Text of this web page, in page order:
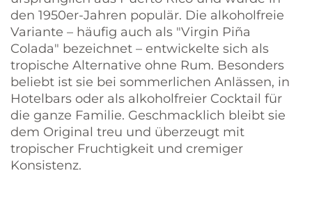
den 1950er-Jahren populär. Die alkoholfreie
Variante – häufig auch als "Virgin Piña
Colada" bezeichnet – entwickelte sich als
tropische Alternative ohne Rum. Besonders
beliebt ist sie bei sommerlichen Anlässen, in
Hotelbars oder als alkoholfreier Cocktail für
die ganze Familie. Geschmacklich bleibt sie
dem Original treu und überzeugt mit
tropischer Fruchtigkeit und cremiger
Konsistenz.